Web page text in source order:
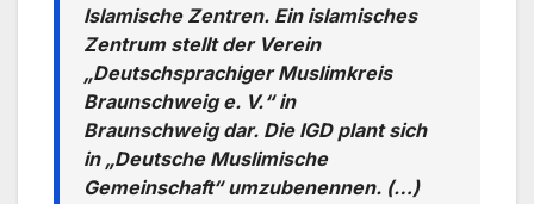
Islamische Zentren. Ein islamisches
Zentrum stellt der Verein
„Deutschsprachiger Muslimkreis
Braunschweig e. V.“ in
Braunschweig dar. Die IGD plant sich
in „Deutsche Muslimische
Gemeinschaft“ umzubenennen. (…)